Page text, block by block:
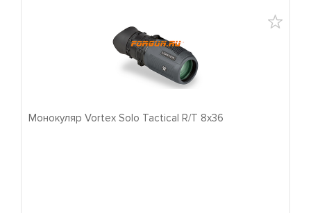
Монокуляр Vortex Solo Tactical R/T 8x36